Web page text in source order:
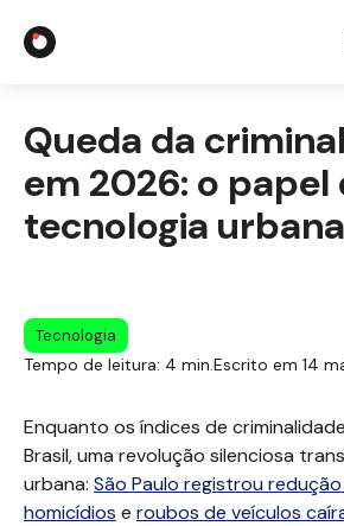
Integrações com o
Queda da
em 2026: o papel
tecnologia urbana
Tecnologia
Tempo de leitura: 4 min.Escrito em 14
Enquanto os índices de
Brasil, uma revolução silenciosa
urbana: São Paulo registrou
homicídios e roubos de veículos